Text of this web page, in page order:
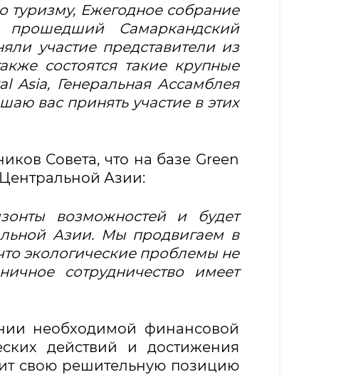
Ежегодное собрание
прошедший Самаркандский
участие представители из
состоятся такие крупные
Asia, Генеральная Ассамблея
вас принять участие в этих
Совета, что на базе Green
Азии:
возможностей и будет
Азии. Мы продвигаем в
экологические проблемы не
сотрудничество имеет
необходимой финансовой
действий и достижения
свою решительную позицию